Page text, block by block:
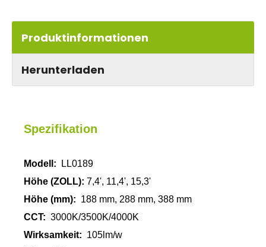
Produktinformationen
Herunterladen
Spezifikation
Modell:
LL0189
Höhe (ZOLL): 7,4', 11,4', 15,3'
Höhe (mm): 188 mm, 288 mm, 388 mm
CCT: 3000K/3500K/4000K
Wirksamkeit: 105lm/w